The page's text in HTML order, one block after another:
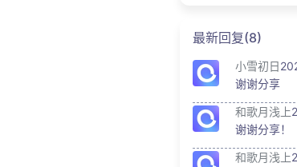
最新回复(8)
小雪初日
谢谢分享
和歌月浅上
谢谢分享！
和歌月浅上